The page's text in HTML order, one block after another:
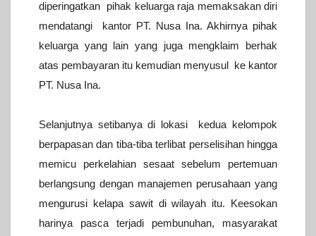
diperingatkan pihak keluarga raja memaksakan diri
mendatangi kantor PT. Nusa Ina. Akhirnya pihak
keluarga yang lain yang juga mengklaim berhak
atas pembayaran itu kemudian menyusul ke kantor
PT. Nusa Ina.
Selanjutnya setibanya di lokasi kedua kelompok
berpapasan dan tiba-tiba terlibat perselisihan hingga
memicu perkelahian sesaat sebelum pertemuan
berlangsung dengan manajemen perusahaan yang
mengurusi kelapa sawit di wilayah itu. Keesokan
harinya pasca terjadi pembunuhan, masyarakat